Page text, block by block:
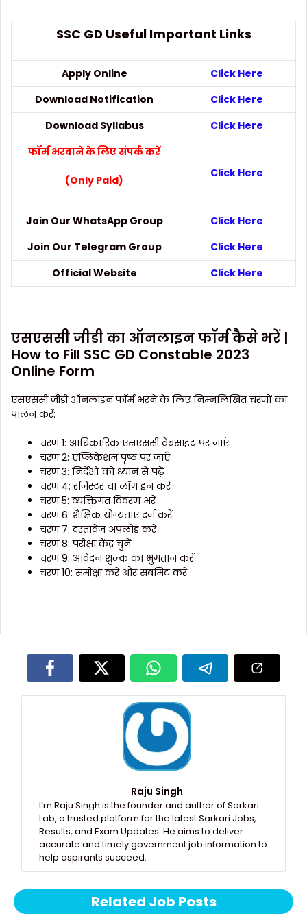
SSC GD Useful Important Links
Apply Online
Click Here
Download Notification
Click Here
Download Syllabus
Click Here
फॉर्म भरवाने के लिए संपर्क करें
(Only Paid)
Click Here
Join Our WhatsApp Group
Click Here
Join Our Telegram Group
Click Here
Official Website
Click Here
एसएससी जीडी का ऑनलाइन फॉर्म कैसे भरें |
How to Fill SSC GD Constable 2023
Online Form
एसएससी जीडी ऑनलाइन फॉर्म भरने के लिए निम्नलिखित चरणों का
पालन करें:
चरण 1: आधिकारिक एसएससी वेबसाइट पर जाएं
चरण 2: एप्लिकेशन पृष्ठ पर जाएँ
चरण 3: निर्देशों को ध्यान से पढ़ें
चरण 4: रजिस्टर या लॉग इन करें
चरण 5: व्यक्तिगत विवरण भरें
चरण 6: शैक्षिक योग्यताएं दर्ज करें
चरण 7: दस्तावेज़ अपलोड करें
चरण 8: परीक्षा केंद्र चुनें
चरण 9: आवेदन शुल्क का भुगतान करें
चरण 10: समीक्षा करें और सबमिट करें
Raju Singh
I’m Raju Singh is the founder and author of Sarkari
Lab, a trusted platform for the latest Sarkari Jobs,
Results, and Exam Updates. He aims to deliver
accurate and timely government job information to
help aspirants succeed.
Related Job Posts